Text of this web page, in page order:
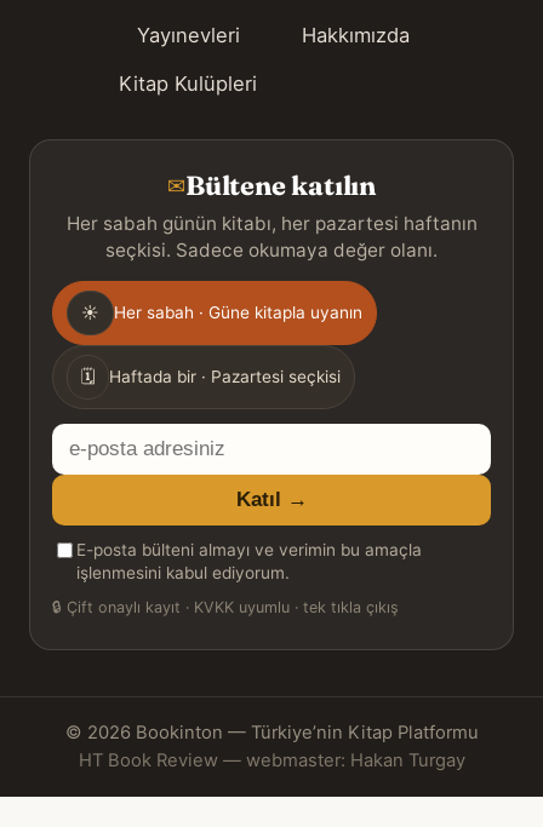
Yayınevleri
Kitap Kulüpleri
Hakkımızda
✉Bültene katılın
Her sabah günün kitabı, her pazartesi haftanın
seçkisi. Sadece okumaya değer olanı.
Gönderim
sıklığı
☀ Her sabah · Güne kitapla uyanın
🗓 Haftada bir · Pazartesi seçkisi
E-
posta
adresiniz
Katıl →
E-posta bülteni almayı ve verimin bu amaçla
işlenmesini kabul ediyorum.
🔒 Çift onaylı kayıt · KVKK uyumlu · tek tıkla çıkış
© 2026 Bookinton — Türkiye’nin Kitap Platformu
HT Book Review — webmaster: Hakan Turgay